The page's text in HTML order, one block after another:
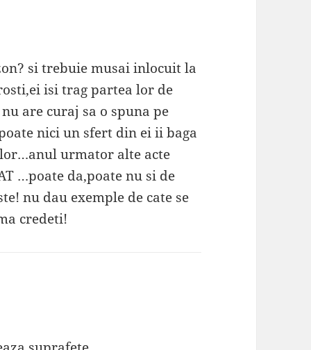
si trebuie musai inlocuit la
isi trag partea lor de
are curaj sa o spuna pe
nici un sfert din ei ii baga
urmator alte acte
…poate da,poate nu si de
nu dau exemple de cate se
credeti!